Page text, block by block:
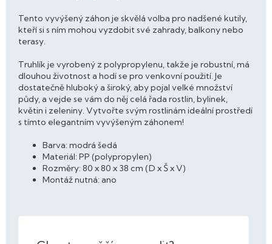
Tento vyvýšený záhon je skvělá volba pro nadšené kutily,
kteří si s ním mohou vyzdobit své zahrady, balkony nebo
terasy.
Truhlík je vyrobený z polypropylenu, takže je robustní, má
dlouhou životnost a hodí se pro venkovní použití. Je
dostatečně hluboký a široký, aby pojal velké množství
půdy, a vejde se vám do něj celá řada rostlin, bylinek,
květin i zeleniny. Vytvořte svým rostlinám ideální prostředí
s tímto elegantním vyvýšeným záhonem!
Barva: modrá šedá
Materiál: PP (polypropylen)
Rozměry: 80 x 80 x 38 cm (D x Š x V)
Montáž nutná: ano